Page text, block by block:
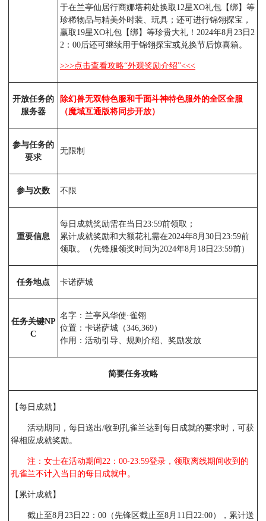
于在兰亭仙居行商娜塔莉处换取12星XO礼包【绑】等
珍稀物品与精美外时装、玩具；还可进行锦翎探宝，
赢取19星XO礼包【绑】等珍贵大礼！2024年8月23日2
2：00后还可继续用于锦翎探宝或兑换节后惊喜箱。
>>>点击查看攻略“外观奖励介绍”<<<
开放任务的
服务器
除幻兽无双特色服和千面斗神特色服外的全区全服
（魔域互通版将同步开放）
参与任务的
要求
无限制
参与次数 不限
重要信息
每日成就奖励需在当日23:59前领取；
累计成就奖励和大额花礼需在2024年8月30日23:59前
领取。（先锋服领奖时间为2024年8月18日23:59前）
任务地点 卡诺萨城
任务关键NP
C
名字：兰亭风华使·雀翎
位置：卡诺萨城（346,369）
作用：活动引导、规则介绍、奖励发放
简要任务攻略
【每日成就】
活动期间，每日送出/收到孔雀兰达到每日成就的要求时，可获
得相应成就奖励。
注：女士在活动期间22：00-23:59登录，领取离线期间收到的
孔雀兰不计入当日的每日成就中。
【累计成就】
截止至8月23日22：00（先锋区截止至8月11日22:00），累计送